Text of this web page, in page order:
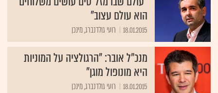
הוא עולם עצוב"
18.01.2015 רועי גולדנברג, מינכן
מנכ"ל אובר: "הרגולציה על המוניות
היא מונופול מוגן"
18.01.2015 רועי גולדנברג, מינכן